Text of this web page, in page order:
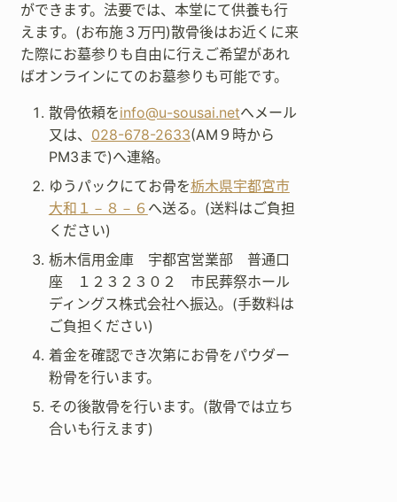
ができます。法要では、本堂にて供養も行
えます。(お布施３万円)散骨後はお近くに来
た際にお墓参りも自由に行えご希望があれ
ばオンラインにてのお墓参りも可能です。
散骨依頼をinfo@u-sousai.netへメール
又は、 028-678-2633(AM９時から
PM3まで)へ連絡。
ゆうパックにてお骨を栃木県宇都宮市
大和１－８－６ へ送る。(送料はご負担
ください)
栃木信用金庫 宇都宮営業部 普通口
座 １２３２３０２ 市民葬祭ホール
ディングス株式会社へ振込。(手数料は
ご負担ください)
着金を確認でき次第にお骨をパウダー
粉骨を行います。
その後散骨を行います。(散骨では立ち
合いも行えます)